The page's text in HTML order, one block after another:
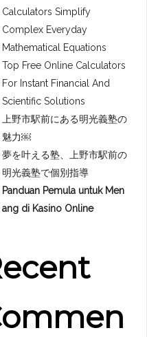
Calculators Simplify
Complex Everyday
Mathematical Equations
Top Free Online Calculators
For Instant Financial And
Scientific Solutions
上野市駅前にある明光義塾の
魅力￼
夢を叶える塾、上野市駅前の
明光義塾で個別指導
Panduan Pemula untuk Men
ang di Kasino Online